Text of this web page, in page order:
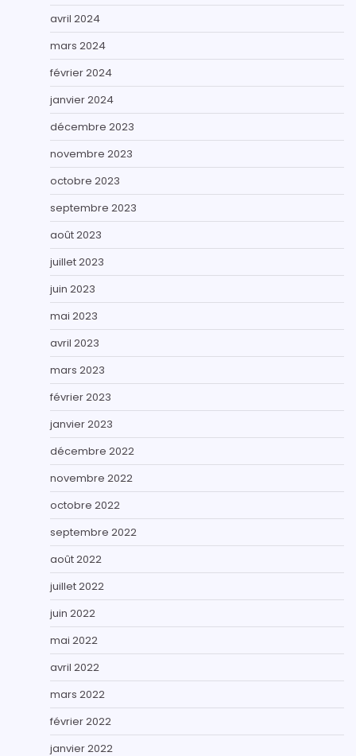
avril 2024
mars 2024
février 2024
janvier 2024
décembre 2023
novembre 2023
octobre 2023
septembre 2023
août 2023
juillet 2023
juin 2023
mai 2023
avril 2023
mars 2023
février 2023
janvier 2023
décembre 2022
novembre 2022
octobre 2022
septembre 2022
août 2022
juillet 2022
juin 2022
mai 2022
avril 2022
mars 2022
février 2022
janvier 2022